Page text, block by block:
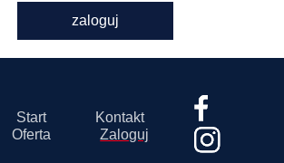
zaloguj
Start
Kontakt
Oferta
Zaloguj